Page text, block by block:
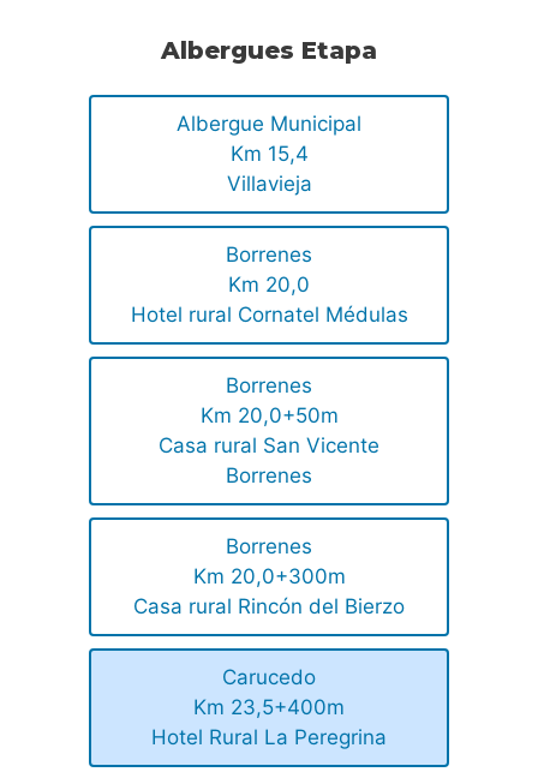
Albergues Etapa
Albergue Municipal
Km 15,4
Villavieja
Borrenes
Km 20,0
Hotel rural Cornatel Médulas
Borrenes
Km 20,0+50m
Casa rural San Vicente
Borrenes
Borrenes
Km 20,0+300m
Casa rural Rincón del Bierzo
Carucedo
Km 23,5+400m
Hotel Rural La Peregrina